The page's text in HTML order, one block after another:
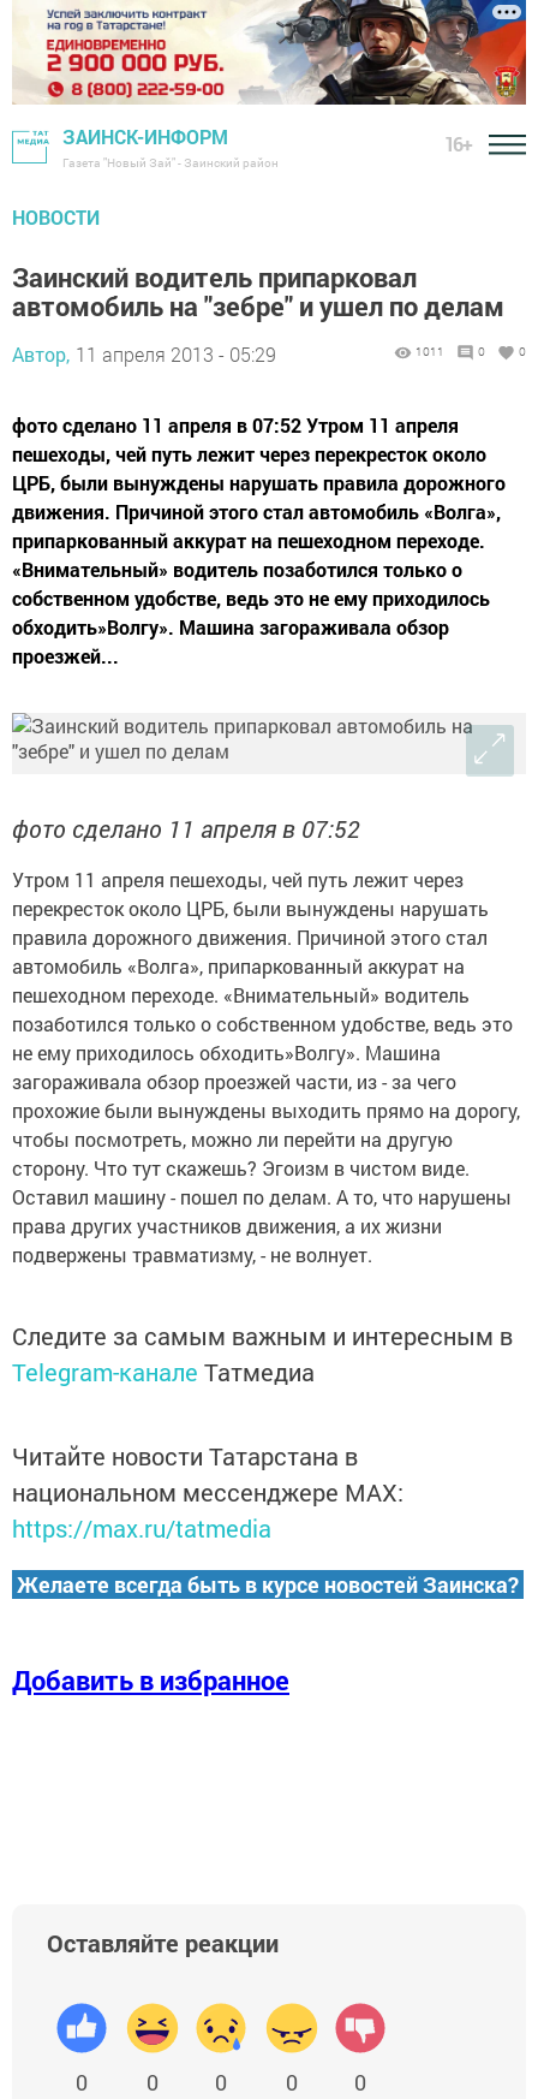
ЗАИНСК-ИНФОРМ
Газета "Новый Зай" - Заинский район
16+
НОВОСТИ
Заинский водитель припарковал
автомобиль на "зебре" и ушел по делам
Автор, 11 апреля 2013 - 05:29 1011 0 0
фото сделано 11 апреля в 07:52 Утром 11 апреля
пешеходы, чей путь лежит через перекресток около
ЦРБ, были вынуждены нарушать правила дорожного
движения. Причиной этого стал автомобиль «Волга»,
припаркованный аккурат на пешеходном переходе.
«Внимательный» водитель позаботился только о
собственном удобстве, ведь это не ему приходилось
обходить»Волгу». Машина загораживала обзор
проезжей...
фото сделано 11 апреля в 07:52
Утром 11 апреля пешеходы, чей путь лежит через
перекресток около ЦРБ, были вынуждены нарушать
правила дорожного движения. Причиной этого стал
автомобиль «Волга», припаркованный аккурат на
пешеходном переходе. «Внимательный» водитель
позаботился только о собственном удобстве, ведь это
не ему приходилось обходить»Волгу». Машина
загораживала обзор проезжей части, из - за чего
прохожие были вынуждены выходить прямо на дорогу,
чтобы посмотреть, можно ли перейти на другую
сторону. Что тут скажешь? Эгоизм в чистом виде.
Оставил машину - пошел по делам. А то, что нарушены
права других участников движения, а их жизни
подвержены травматизму, - не волнует.
Следите за самым важным и интересным в
Telegram-канале Татмедиа
Читайте новости Татарстана в
национальном мессенджере MАХ:
https://max.ru/tatmedia
Желаете всегда быть в курсе новостей Заинска?
Добавить в избранное
Оставляйте реакции
0 0 0 0 0